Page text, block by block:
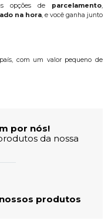
opções de parcelamento,
na hora, e você ganha junto
com um valor pequeno de
por nós!
da nossa
produtos